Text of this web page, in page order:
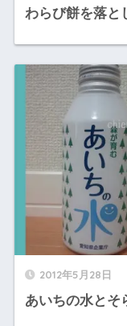
わらび餅を落と
2012年5月28日
あいちの水とそ